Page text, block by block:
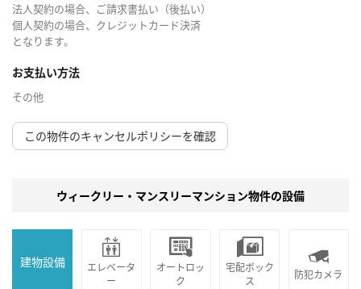
法人契約の場合、ご請求書払い（後払い）
個人契約の場合、クレジットカード決済
となります。
お支払い方法
その他
この物件のキャンセルポリシーを確認
ウィークリー・マンスリーマンション物件の設備
建物設備
エレベータ
ー
オートロッ
ク
宅配ボック
ス
防犯カメラ